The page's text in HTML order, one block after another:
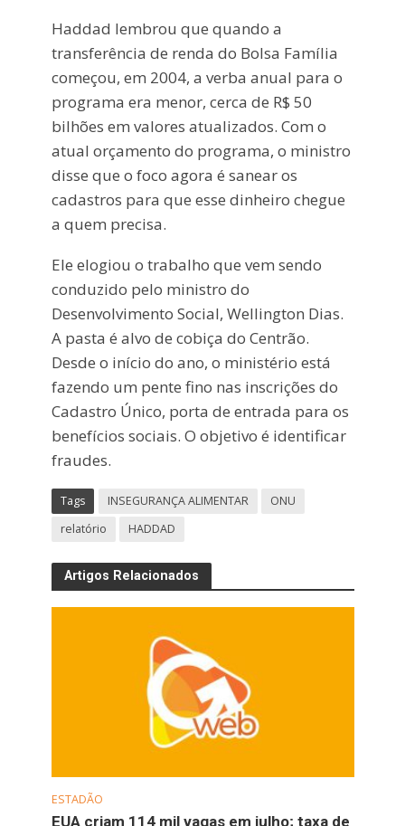
Haddad lembrou que quando a
transferência de renda do Bolsa Família
começou, em 2004, a verba anual para o
programa era menor, cerca de R$ 50
bilhões em valores atualizados. Com o
atual orçamento do programa, o ministro
disse que o foco agora é sanear os
cadastros para que esse dinheiro chegue
a quem precisa.
Ele elogiou o trabalho que vem sendo
conduzido pelo ministro do
Desenvolvimento Social, Wellington Dias.
A pasta é alvo de cobiça do Centrão.
Desde o início do ano, o ministério está
fazendo um pente fino nas inscrições do
Cadastro Único, porta de entrada para os
benefícios sociais. O objetivo é identificar
fraudes.
Tags INSEGURANÇA ALIMENTAR
ONU
relatório
HADDAD
Artigos Relacionados
ESTADÃO
EUA criam 114 mil vagas em julho; taxa de